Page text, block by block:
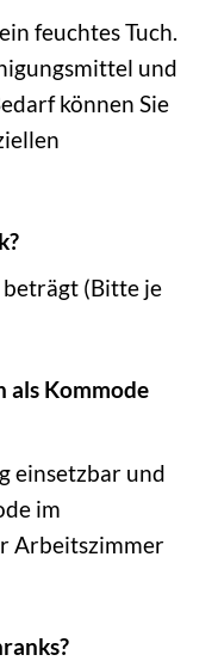
feuchtes Tuch.
und
können Sie
beträgt (Bitte je
als Kommode
einsetzbar und
im
Arbeitszimmer